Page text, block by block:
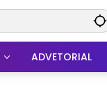
ADVETORIAL